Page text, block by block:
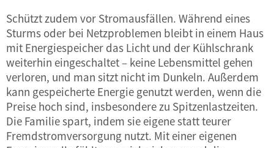
Schützt zudem vor Stromausfällen. Während eines
Sturms oder bei Netzproblemen bleibt in einem Haus
mit Energiespeicher das Licht und der Kühlschrank
weiterhin eingeschaltet – keine Lebensmittel gehen
verloren, und man sitzt nicht im Dunkeln. Außerdem
kann gespeicherte Energie genutzt werden, wenn die
Preise hoch sind, insbesondere zu Spitzenlastzeiten.
Die Familie spart, indem sie eigene statt teurer
Fremdstromversorgung nutzt. Mit einer eigenen